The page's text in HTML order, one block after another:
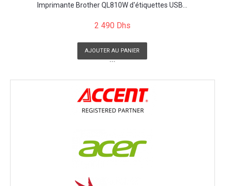
Imprimante Brother QL810W d'étiquettes USB...
2 490 Dhs
AJOUTER AU PANIER
```